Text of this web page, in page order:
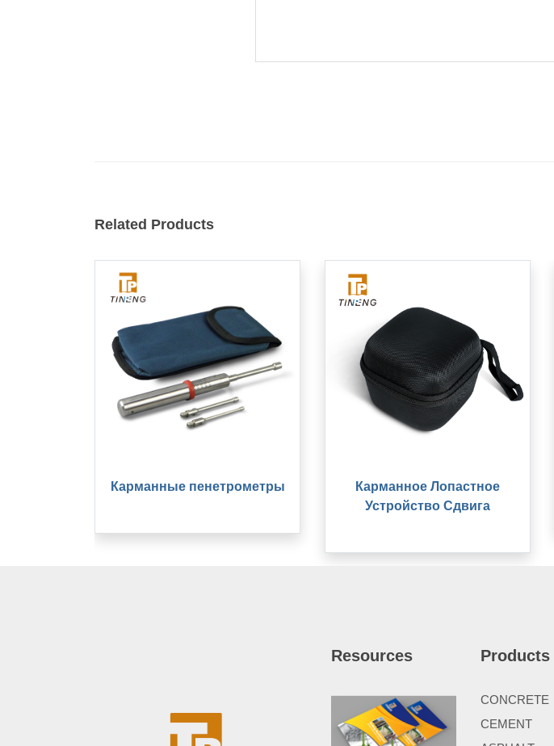
Related Products
Карманные пенетрометры
Карманное Лопастное
Устройство Сдвига
Resources Products
CONCRETE
CEMENT